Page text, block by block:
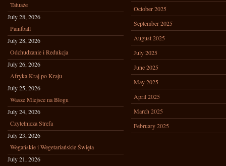
Tatuaże
July 28, 2026
Paintball
July 28, 2026
Odchudzanie i Redukcja
July 26, 2026
Afryka Kraj po Kraju
July 25, 2026
Wasze Miejsce na Blogu
July 24, 2026
Czytelnicza Strefa
July 23, 2026
Wegańskie i Wegetariańskie Święta
July 21, 2026
October 2025
September 2025
August 2025
July 2025
June 2025
May 2025
April 2025
March 2025
February 2025